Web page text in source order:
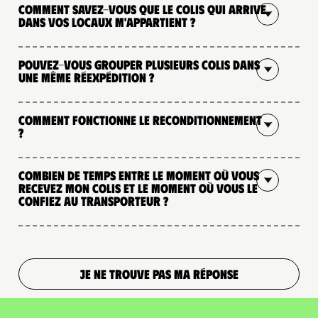
Comment savez-vous que le colis qui arrive
dans vos locaux m'appartient ?
Pouvez-vous grouper plusieurs colis dans
une même réexpédition ?
Comment fonctionne le reconditionnement
?
Combien de temps entre le moment où vous
recevez mon colis et le moment où vous le
confiez au transporteur ?
JE NE TROUVE PAS MA RÉPONSE